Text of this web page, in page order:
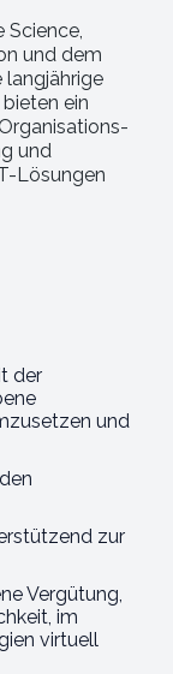
Science,
und dem
langjährige
ein
und
Lösungen
der
und
zur
Vergütung,
im
virtuell